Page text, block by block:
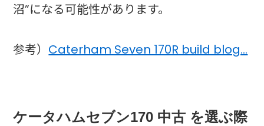
沼”になる可能性があります。
参考） Caterham Seven 170R build blog…
ケータハムセブン170 中古 を選ぶ際